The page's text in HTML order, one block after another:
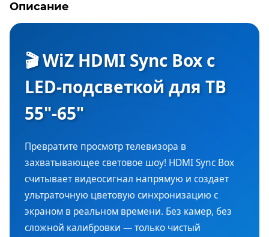
Описание
🎬 WiZ HDMI Sync Box с
LED-подсветкой для ТВ
55"-65"
Превратите просмотр телевизора в
захватывающее световое шоу! HDMI Sync Box
считывает видеосигнал напрямую и создает
ультраточную цветовую синхронизацию с
экраном в реальном времени. Без камер, без
сложной калибровки — только чистый